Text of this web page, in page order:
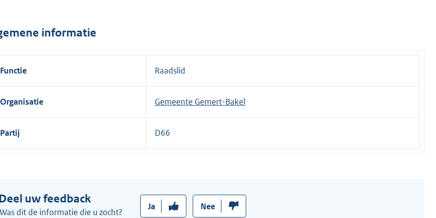
l
n
:
informatie
Functie Raadslid
Organisatie Gemeente Gemert-Bakel
Partij D66
uw feedback
Was dit de informatie die u zocht?
Ja Nee